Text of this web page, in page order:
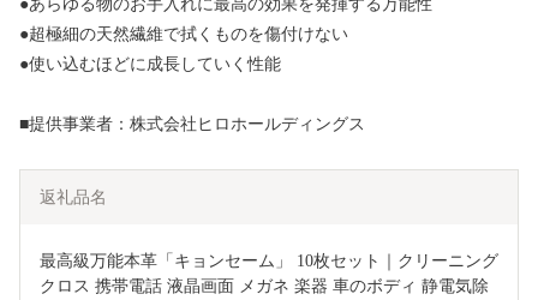
●あらゆる物のお手入れに最高の効果を発揮する万能性
●超極細の天然繊維で拭くものを傷付けない
●使い込むほどに成長していく性能
■提供事業者：株式会社ヒロホールディングス
返礼品名
最高級万能本革「キョンセーム」 10枚セット｜クリーニング
クロス 携帯電話 液晶画面 メガネ 楽器 車のボディ 静電気除